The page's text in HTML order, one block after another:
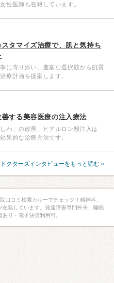
性医師も在籍しています。
タマイズ治療で、肌と気持ち
に寄り添い、豊富な選択肢から肌質
療計画を提案します。
善する美容医療の注入療法
わ」の改善、ヒアルロン酸注入は
果的な治療方法です。
ドクターズインタビューをもっと読む »
口コミ検索カルーでチェック！精神科、
籍しています。発達障害専門外来、睡眠
り・電子決済利用可。